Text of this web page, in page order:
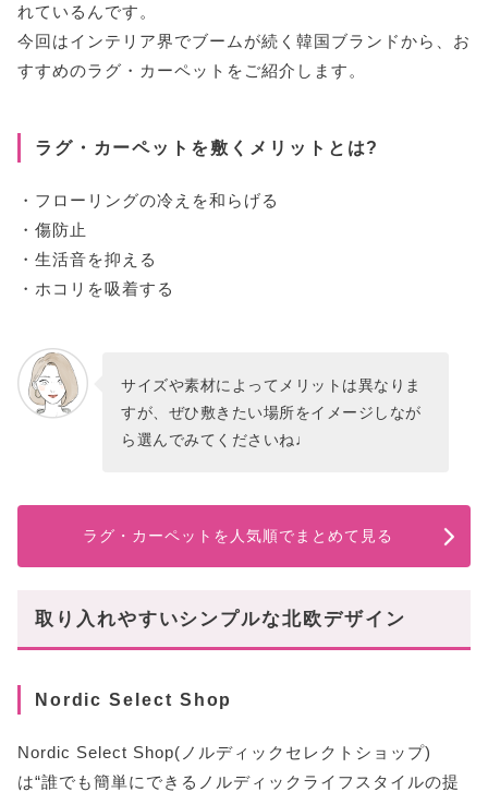
れているんです。
今回はインテリア界でブームが続く韓国ブランドから、お
すすめのラグ・カーペットをご紹介します。
ラグ・カーペットを敷くメリットとは?
・フローリングの冷えを和らげる
・傷防止
・生活音を抑える
・ホコリを吸着する
サイズや素材によってメリットは異なりま
すが、ぜひ敷きたい場所をイメージしなが
ら選んでみてくださいね♩
ラグ・カーペットを人気順でまとめて見る
取り入れやすいシンプルな北欧デザイン
Nordic Select Shop
Nordic Select Shop(ノルディックセレクトショップ)
は“誰でも簡単にできるノルディックライフスタイルの提